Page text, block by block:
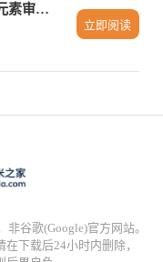
Chrome浏览器网页元素审查进阶技巧
立即阅读
谷歌(Google)官方网站。
下载后24小时内删除，